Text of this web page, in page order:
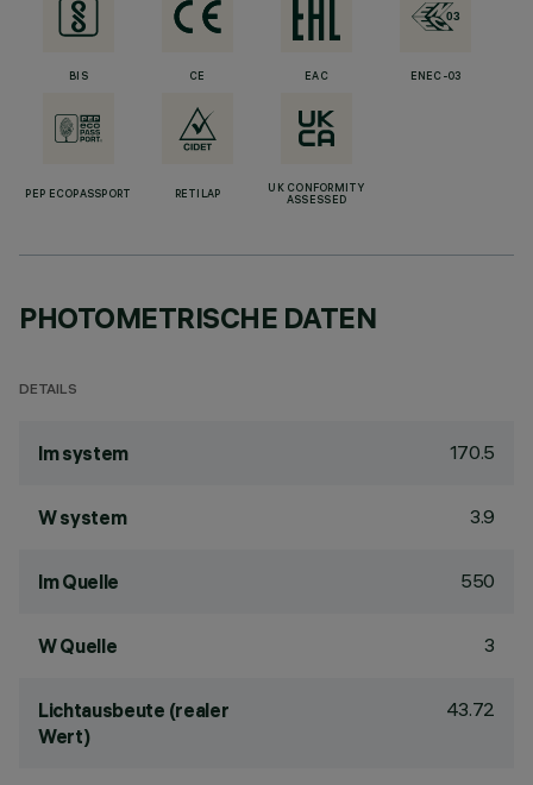
BIS CE EAC ENEC-03
PEP ECOPASSPORT RETILAP
UK CONFORMITY
ASSESSED
PHOTOMETRISCHE DATEN
DETAILS
lm system 170.5
W system 3.9
lm Quelle 550
W Quelle 3
Lichtausbeute (realer
Wert)
43.72